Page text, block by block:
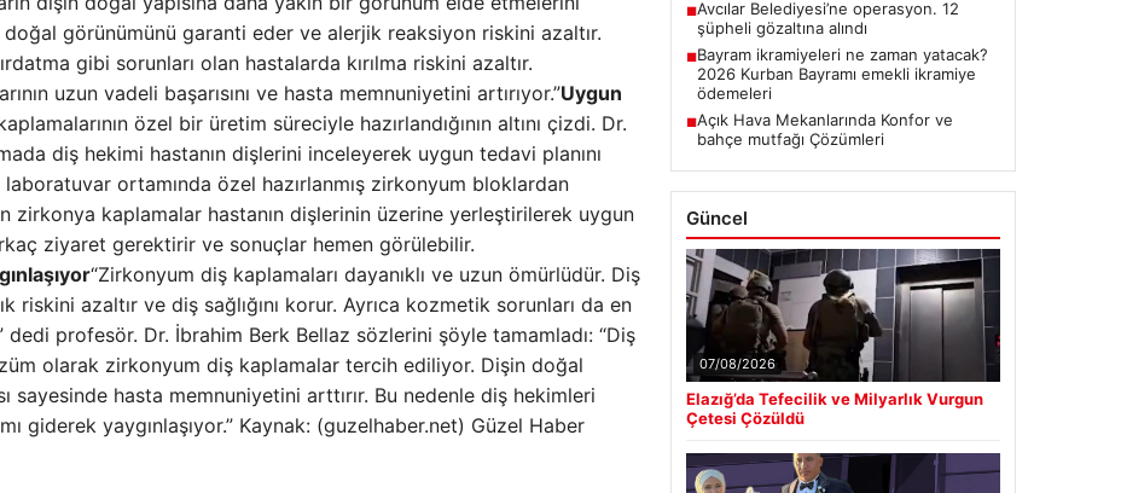
doğal görünümünü garanti eder ve alerjik reaksiyon riskini azaltır.
gibi sorunları olan hastalarda kırılma riskini azaltır.
uzun vadeli başarısını ve hasta memnuniyetini artırıyor.”Uygun
özel bir üretim süreciyle hazırlandığının altını çizdi. Dr.
diş hekimi hastanın dişlerini inceleyerek uygun tedavi planını
ortamında özel hazırlanmış zirkonyum bloklardan
zirkonya kaplamalar hastanın dişlerinin üzerine yerleştirilerek uygun
ziyaret gerektirir ve sonuçlar hemen görülebilir.
“Zirkonyum diş kaplamaları dayanıklı ve uzun ömürlüdür. Diş
riskini azaltır ve diş sağlığını korur. Ayrıca kozmetik sorunları da en
dedi profesör. Dr. İbrahim Berk Bellaz sözlerini şöyle tamamladı: “Diş
olarak zirkonyum diş kaplamalar tercih ediliyor. Dişin doğal
sayesinde hasta memnuniyetini arttırır. Bu nedenle diş hekimleri
giderek yaygınlaşıyor.” Kaynak: (guzelhaber.net) Güzel Haber
■Avcılar Belediyesi’ne operasyon. 12
şüpheli gözaltına alındı
■Bayram ikramiyeleri ne zaman yatacak?
2026 Kurban Bayramı emekli ikramiye
ödemeleri
■Açık Hava Mekanlarında Konfor ve
bahçe mutfağı Çözümleri
Güncel
07/08/2026
Elazığ’da Tefecilik ve Milyarlık Vurgun
Çetesi Çözüldü